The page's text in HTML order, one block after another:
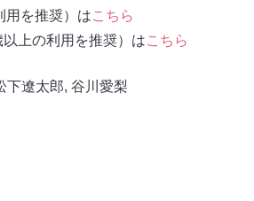
用を推奨）はこちら
以上の利用を推奨）はこちら
下遼太郎, 谷川愛梨